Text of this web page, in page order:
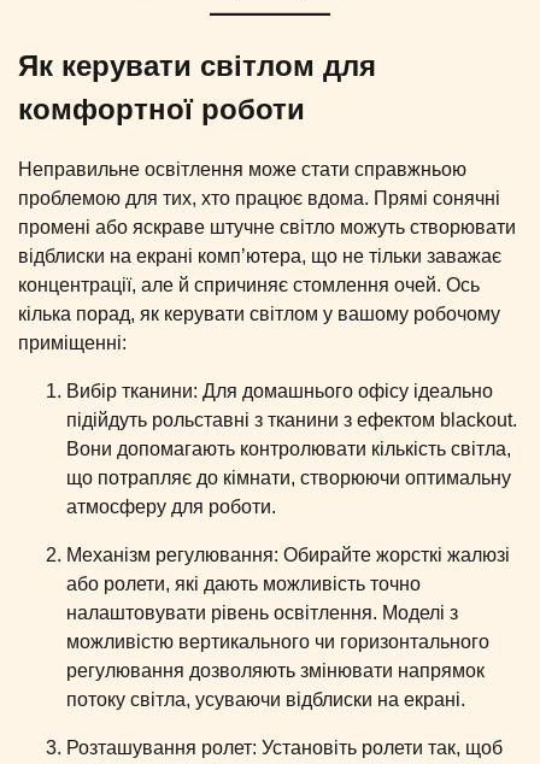
Як керувати світлом для
комфортної роботи
Неправильне освітлення може стати справжньою
проблемою для тих, хто працює вдома. Прямі сонячні
промені або яскраве штучне світло можуть створювати
відблиски на екрані комп’ютера, що не тільки заважає
концентрації, але й спричиняє стомлення очей. Ось
кілька порад, як керувати світлом у вашому робочому
приміщенні:
Вибір тканини: Для домашнього офісу ідеально
підійдуть рольставні з тканини з ефектом blackout.
Вони допомагають контролювати кількість світла,
що потрапляє до кімнати, створюючи оптимальну
атмосферу для роботи.
Механізм регулювання: Обирайте жорсткі жалюзі
або ролети, які дають можливість точно
налаштовувати рівень освітлення. Моделі з
можливістю вертикального чи горизонтального
регулювання дозволяють змінювати напрямок
потоку світла, усуваючи відблиски на екрані.
Розташування ролет: Установіть ролети так, щоб